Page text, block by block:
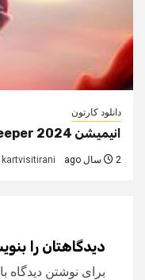
دانلود کارتون
انیمیشن Dragonkeeper 2024 نگهبان اژدها
2 سال ago kartvisitirani
دیدگاهتان را
برای نوشتن دیدگاه